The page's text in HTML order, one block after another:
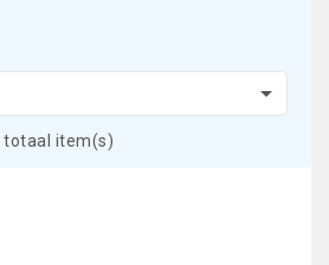

totaal item(s)